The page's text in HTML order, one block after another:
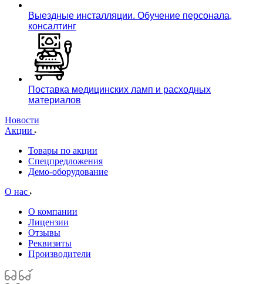
Выездные инсталляции. Обучение персонала,
консалтинг
Поставка медицинских ламп и расходных
материалов
Новости
Акции
Товары по акции
Спецпредложения
Демо-оборудование
О нас
О компании
Лицензии
Отзывы
Реквизиты
Производители